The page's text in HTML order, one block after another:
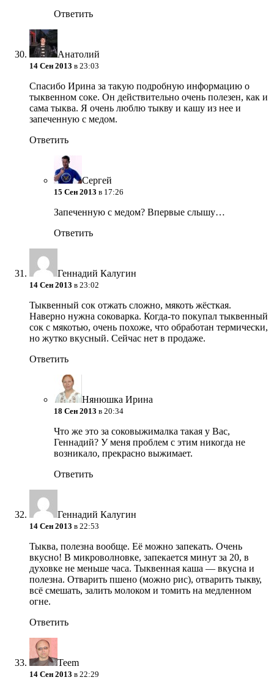
Ответить
Анатолий
14 Сен 2013 в 23:03
Спасибо Ирина за такую подробную информацию о
тыквенном соке. Он действительно очень полезен, как и
сама тыква. Я очень люблю тыкву и кашу из нее и
запеченную с медом.
Ответить
Сергей
15 Сен 2013 в 17:26
Запеченную с медом? Впервые слышу…
Ответить
Геннадий Калугин
14 Сен 2013 в 23:02
Тыквенный сок отжать сложно, мякоть жёсткая.
Наверно нужна соковарка. Когда-то покупал тыквенный
сок с мякотью, очень похоже, что обработан термически,
но жутко вкусный. Сейчас нет в продаже.
Ответить
Нянюшка Ирина
18 Сен 2013 в 20:34
Что же это за соковыжималка такая у Вас,
Геннадий? У меня проблем с этим никогда не
возникало, прекрасно выжимает.
Ответить
Геннадий Калугин
14 Сен 2013 в 22:53
Тыква, полезна вообще. Её можно запекать. Очень
вкусно! В микроволновке, запекается минут за 20, в
духовке не меньше часа. Тыквенная каша — вкусна и
полезна. Отварить пшено (можно рис), отварить тыкву,
всё смешать, залить молоком и томить на медленном
огне.
Ответить
Teem
14 Сен 2013 в 22:29